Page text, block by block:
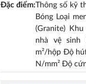
Đặc điểm:Thông số kỹ
Bóng Loại
(Granite)
nhà vệ sinh
m²/hộp Độ
N/mm² Độ